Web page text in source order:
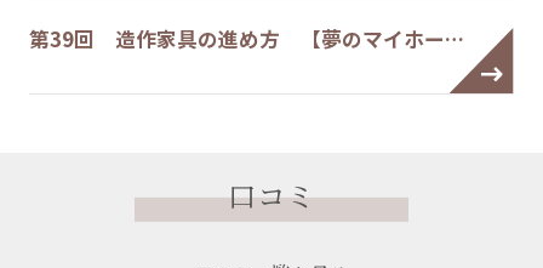
第39回 造作家具の進め方 【夢のマイホー…
口コミ